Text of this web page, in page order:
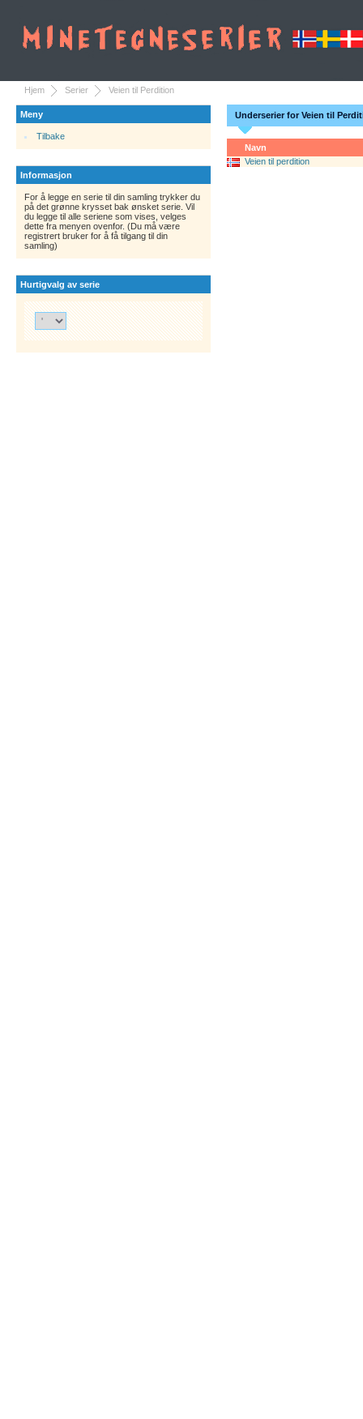
Hjem Serier Veien til Perdition
Meny
Tilbake
Informasjon
For å legge en serie til din samling trykker du
på det grønne krysset bak ønsket serie. Vil
du legge til alle seriene som vises, velges
dette fra menyen ovenfor. (Du må være
registrert bruker for å få tilgang til din
samling)
Hurtigvalg av serie
Underserier for Veien til
Navn
Veien til perdition